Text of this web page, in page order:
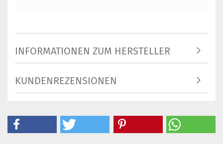
INFORMATIONEN ZUM HERSTELLER
KUNDENREZENSIONEN